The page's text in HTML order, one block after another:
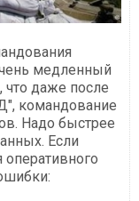
медленный
что даже после
командование
Надо быстрее
Если
оперативного